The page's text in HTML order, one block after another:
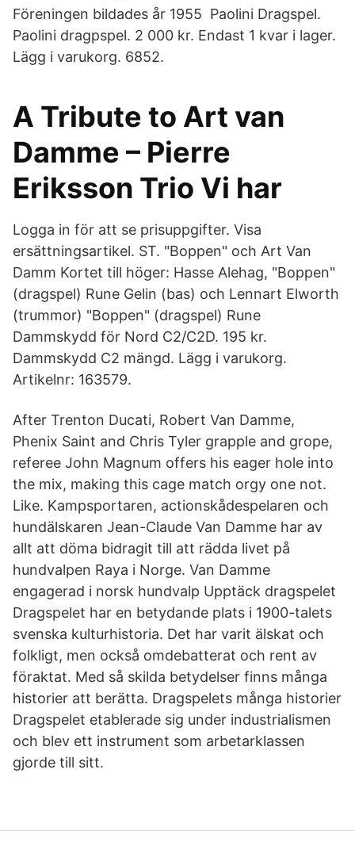
Föreningen bildades år 1955 Paolini Dragspel.
Paolini dragpspel. 2 000 kr. Endast 1 kvar i lager.
Lägg i varukorg. 6852.
A Tribute to Art van
Damme – Pierre
Eriksson Trio Vi har
Logga in för att se prisuppgifter. Visa
ersättningsartikel. ST. "Boppen" och Art Van
Damm Kortet till höger: Hasse Alehag, "Boppen"
(​dragspel) Rune Gelin (bas) och Lennart Elworth
(trummor) "Boppen" (dragspel) Rune
Dammskydd för Nord C2/C2D. 195 kr.
Dammskydd C2 mängd. Lägg i varukorg.
Artikelnr: 163579.
After Trenton Ducati, Robert Van Damme,
Phenix Saint and Chris Tyler grapple and grope,
referee John Magnum offers his eager hole into
the mix, making this cage match orgy one not.
Like. Kampsportaren, actionskådespelaren och
hundälskaren Jean-Claude Van Damme har av
allt att döma bidragit till att rädda livet på
hundvalpen Raya i Norge. Van Damme
engagerad i norsk hundvalp Upptäck dragspelet
Dragspelet har en betydande plats i 1900-talets
svenska kulturhistoria. Det har varit älskat och
folkligt, men också omdebatterat och rent av
föraktat. Med så skilda betydelser finns många
historier att berätta. Dragspelets många historier
Dragspelet etablerade sig under industrialismen
och blev ett instrument som arbetarklassen
gjorde till sitt.